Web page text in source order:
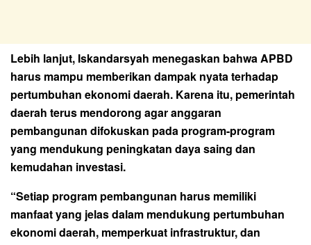
Lebih lanjut, Iskandarsyah menegaskan bahwa APBD
harus mampu memberikan dampak nyata terhadap
pertumbuhan ekonomi daerah. Karena itu, pemerintah
daerah terus mendorong agar anggaran
pembangunan difokuskan pada program-program
yang mendukung peningkatan daya saing dan
kemudahan investasi.
“Setiap program pembangunan harus memiliki
manfaat yang jelas dalam mendukung pertumbuhan
ekonomi daerah, memperkuat infrastruktur, dan